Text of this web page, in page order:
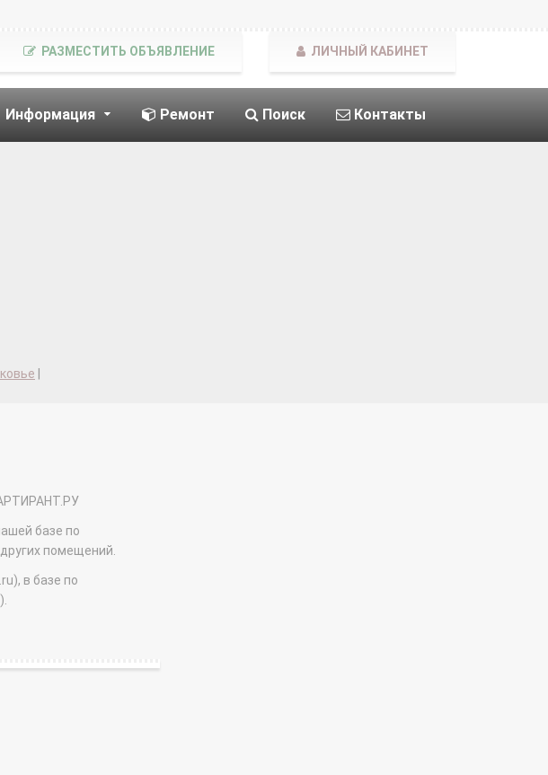
Информация Ремонт Поиск Контакты
РАЗМЕСТИТЬ ОБЪЯВЛЕНИЕ ЛИЧНЫЙ КАБИНЕТ
базе по
помещений.
в базе по